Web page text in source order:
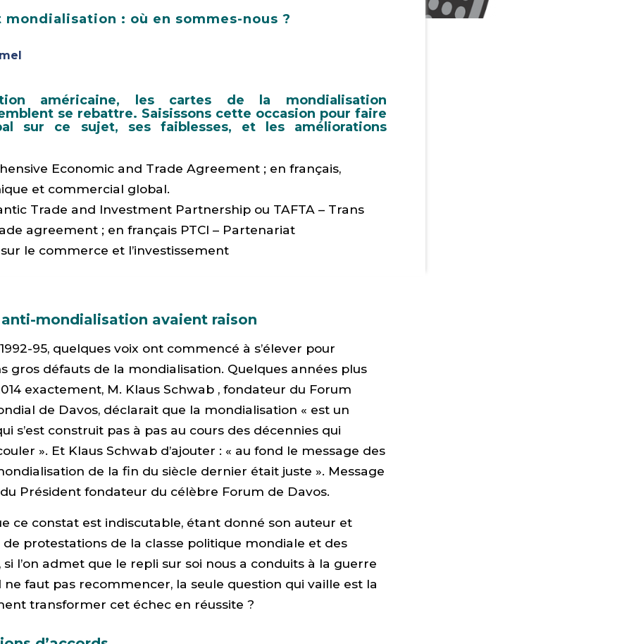
mondialisation : où en sommes-nous ?
américaine, les cartes de la mondialisation
se rebattre. Saisissons cette occasion pour faire
sur ce sujet, ses faiblesses, et les améliorations
Economic and Trade Agreement ; en français,
et commercial global.
Trade and Investment Partnership ou TAFTA – Trans
agreement ; en français PTCI – Partenariat
le commerce et l’investissement
mondialisation avaient raison
95, quelques voix ont commencé à s’élever pour
gros défauts de la mondialisation. Quelques années plus
exactement, M. Klaus Schwab , fondateur du Forum
de Davos, déclarait que la mondialisation « est un
s’est construit pas à pas au cours des décennies qui
». Et Klaus Schwab d’ajouter : « au fond le message des
de la fin du siècle dernier était juste ». Message
Président fondateur du célèbre Forum de Davos.
ce constat est indiscutable, étant donné son auteur et
de protestations de la classe politique mondiale et des
l’on admet que le repli sur soi nous a conduits à la guerre
ne faut pas recommencer, la seule question qui vaille est la
transformer cet échec en réussite ?